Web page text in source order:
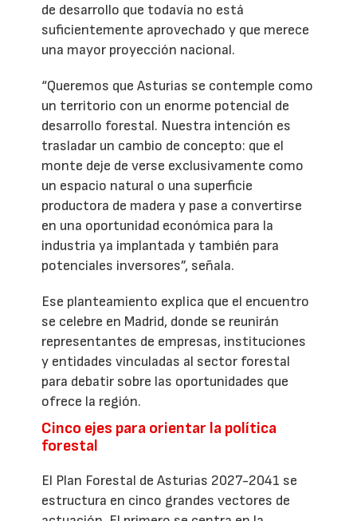
de desarrollo que todavía no está
suficientemente aprovechado y que merece
una mayor proyección nacional.
“Queremos que Asturias se contemple como
un territorio con un enorme potencial de
desarrollo forestal. Nuestra intención es
trasladar un cambio de concepto: que el
monte deje de verse exclusivamente como
un espacio natural o una superficie
productora de madera y pase a convertirse
en una oportunidad económica para la
industria ya implantada y también para
potenciales inversores”, señala.
Ese planteamiento explica que el encuentro
se celebre en Madrid, donde se reunirán
representantes de empresas, instituciones
y entidades vinculadas al sector forestal
para debatir sobre las oportunidades que
ofrece la región.
Cinco ejes para orientar la política
forestal
El Plan Forestal de Asturias 2027-2041 se
estructura en cinco grandes vectores de